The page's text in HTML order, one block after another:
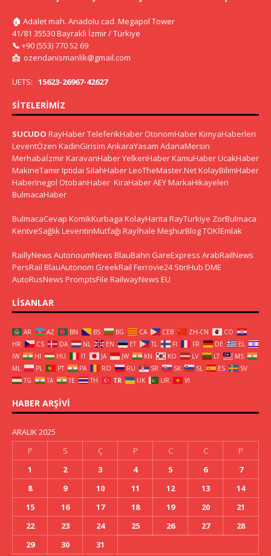
🏠 Adalet mah. Anadolu cad. Megapol Tower
41/81 35530 Bayraklı İzmir / Türkiye
📞 +90 (553) 770 52 69
📩 ozendanismanlik@gmail.com
UETS: 15623-26967-42627
SITELERIMIZ
SUCUDO RayHaberTeleferikHaber OtonomHaberKimyaHaberleri
LeventÖzen KadinGirisim AnkaraYasam AdanaMersin
MerhabaİzmirKaravanHaberYelkenHaberKamuHaberUcakHaber
MakineTamirIptidai SilahHaberLeoTheMaster.NetKolayBilimHaber
HaberInegol OtobanHaber KiraHaberAEYMarkaHikayeleri
BulmacaHaber
BulmacaCevap KomikKurbaga KolayHarita RayTurkiye ZorBulmaca
KentveSağlık LeventinMutfağı Rayİhale MeşhurBlogTOKİEmlak
RaillyNews AutonoumNews BlauBahn GareExpress ArabRailNews
PersRail BlauAutonom GreekRail Ferrovie24 StiriHub DME
AutoRusNews PromptsFile RailwayNews EU
LISANLAR
AR AZ BN BS BG CA CEB ZH-CN
CO
HR
CS DA NL EN ET TL FI FR DE
EL
IW
HI HU IT JA JW KN KO LV LT
MS
ML
PL PT PA RO RU SR SK SL ES
SV
TG
TA TE TH TR UK UR VI
HABER ARŞIVI
ARALIK 2025
P
S Ç P C C
P
1
2 3 4 5 6
7
8
9 10 11 12 13
14
15
16 17 18 19 20
21
22
23 24 25 26 27
28
29
30
31